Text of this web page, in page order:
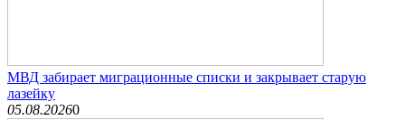
МВД забирает миграционные списки и закрывает старую
лазейку
05.08.20260